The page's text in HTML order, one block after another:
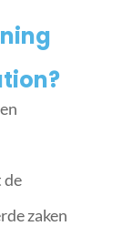
de
zaken